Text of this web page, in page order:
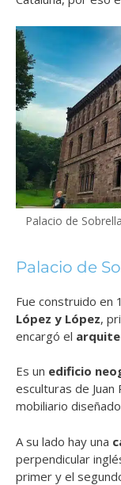
Palacio de
Palacio de
Fue construido en
López y López,
encargó el
Es un edificio
esculturas de Juan
mobiliario
A su lado hay una
perpendicular
primer y el